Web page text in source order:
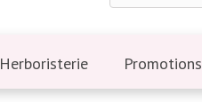
Herboristerie Promotions